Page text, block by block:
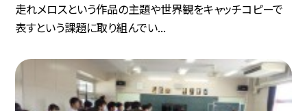
走れメロスという作品の主題や世界観をキャッチコピーで
表すという課題に取り組んでい...